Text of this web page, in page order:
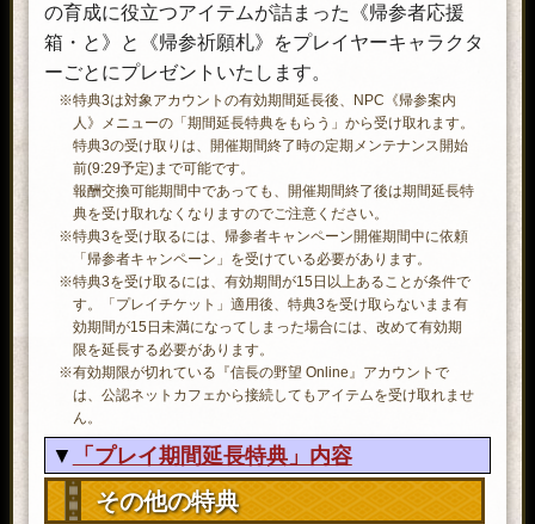
・器用修練教本・参
・知力修練教本・参
・魅力修練教本・参
修練秘伝箱・参×1
使用すると、以下の指南用具から1
つ選んで取り出せる。
・生命修練秘伝・参
・気合修練秘伝・参
・腕力修練秘伝・参
・耐久修練秘伝・参
・器用修練秘伝・参
・知力修練秘伝・参
・魅力修練秘伝・参
英傑の招喚鈴・え
×10
使用することで「英傑」を仲間にで
きる。
入手済みの英傑が重複した場合、入
手の代わりに限界突破が発生しま
す。限界突破は最大4回で、以降は
等級に応じた「英傑の零力」が手に
入ります。
の育成に役立つアイテムが詰まった《帰参者応援
箱・と》と《帰参祈願札》をプレイヤーキャラクタ
ーごとにプレゼントいたします。
※特典3は対象アカウントの有効期間延長後、NPC《帰参案内
人》メニューの「期間延長特典をもらう」から受け取れます。
特典3の受け取りは、開催期間終了時の定期メンテナンス開始
前(9:29予定)まで可能です。
報酬交換可能期間中であっても、開催期間終了後は期間延長特
典を受け取れなくなりますのでご注意ください。
※特典3を受け取るには、帰参者キャンペーン開催期間中に依頼
「帰参者キャンペーン」を受けている必要があります。
※特典3を受け取るには、有効期間が15日以上あることが条件で
す。「プレイチケット」適用後、特典3を受け取らないまま有
効期間が15日未満になってしまった場合には、改めて有効期
限を延長する必要があります。
※有効期限が切れている『信長の野望 Online』アカウントで
は、公認ネットカフェから接続してもアイテムを受け取れませ
ん。
「プレイ期間延長特典」内容
《帰参者応援箱・と》内容
その他の特典